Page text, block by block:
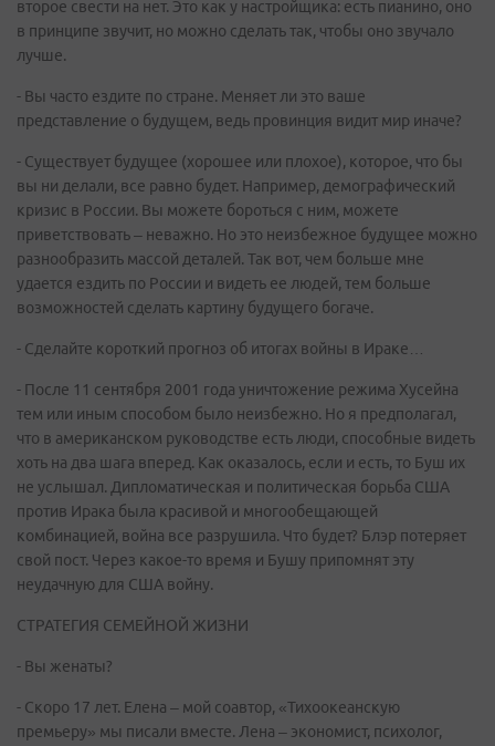
второе свести на нет. Это как у настройщика: есть пианино, оно
в принципе звучит, но можно сделать так, чтобы оно звучало
лучше.
- Вы часто ездите по стране. Меняет ли это ваше
представление о будущем, ведь провинция видит мир иначе?
- Существует будущее (хорошее или плохое), которое, что бы
вы ни делали, все равно будет. Например, демографический
кризис в России. Вы можете бороться с ним, можете
приветствовать – неважно. Но это неизбежное будущее можно
разнообразить массой деталей. Так вот, чем больше мне
удается ездить по России и видеть ее людей, тем больше
возможностей сделать картину будущего богаче.
- Сделайте короткий прогноз об итогах войны в Ираке…
- После 11 сентября 2001 года уничтожение режима Хусейна
тем или иным способом было неизбежно. Но я предполагал,
что в американском руководстве есть люди, способные видеть
хоть на два шага вперед. Как оказалось, если и есть, то Буш их
не услышал. Дипломатическая и политическая борьба США
против Ирака была красивой и многообещающей
комбинацией, война все разрушила. Что будет? Блэр потеряет
свой пост. Через какое-то время и Бушу припомнят эту
неудачную для США войну.
СТРАТЕГИЯ СЕМЕЙНОЙ ЖИЗНИ
- Вы женаты?
- Скоро 17 лет. Елена – мой соавтор, «Тихоокеанскую
премьеру» мы писали вместе. Лена – экономист, психолог,